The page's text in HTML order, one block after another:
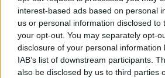
interest-based ads based on personal
us or personal information disclosed to
your opt-out. You may separately opt-
disclosure of your personal information
IAB’s list of downstream participants.
also be disclosed by us to third parties
SHOWBIZ
Ρία Ελληνίδου: Ποζάρει με μαγιό
πάνω σε σκάφος και «ανάβει»
φωτιές στο Instagram!